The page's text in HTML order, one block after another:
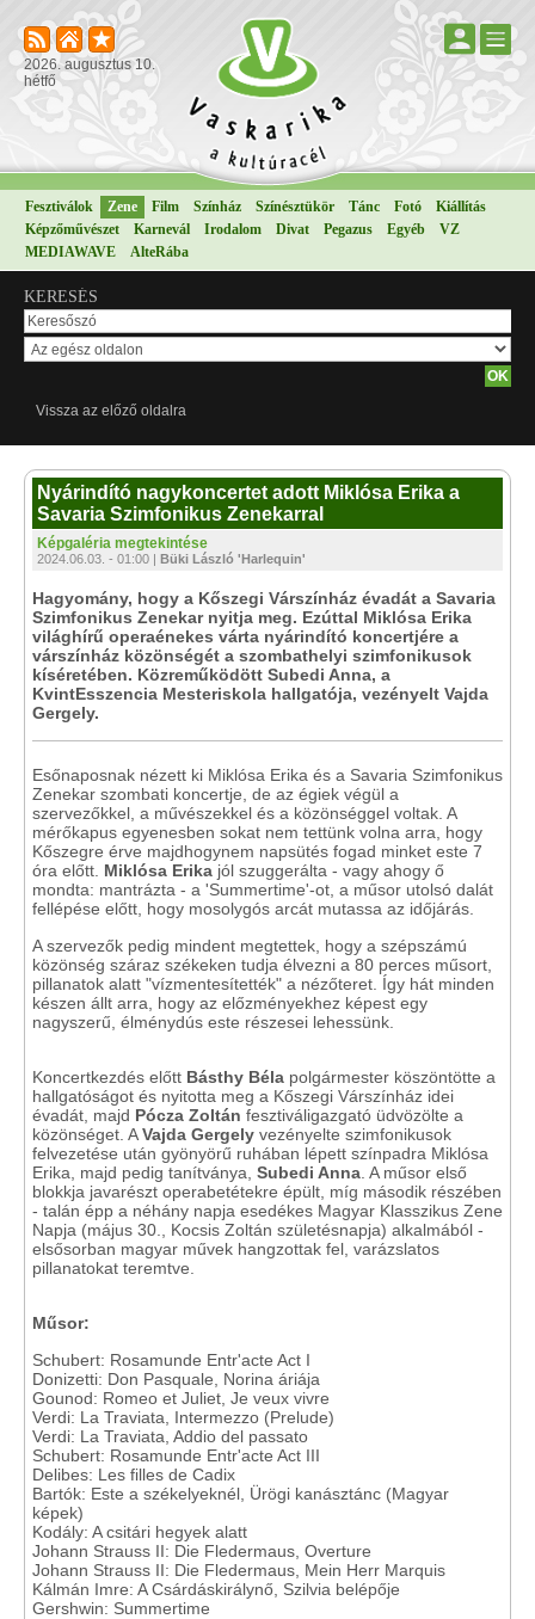
2026. augusztus 10.
hétfő
Fesztiválok Zene Film Színház Színésztükör Tánc Fotó
Kiállítás
Képzőművészet
Karnevál Irodalom Divat Pegazus Egyéb
VZ
MEDIAWAVE
AlteRába
KERESÉS
Vissza az előző oldalra
Nyárindító nagykoncertet adott Miklósa Erika a
Savaria Szimfonikus Zenekarral
Képgaléria megtekintése
2024.06.03. - 01:00 | Büki László 'Harlequin'
Hagyomány, hogy a Kőszegi Várszínház évadát a Savaria
Szimfonikus Zenekar nyitja meg. Ezúttal Miklósa Erika
világhírű operaénekes várta nyárindító koncertjére a
várszínház közönségét a szombathelyi szimfonikusok
kíséretében. Közreműködött Subedi Anna, a
KvintEsszencia Mesteriskola hallgatója, vezényelt Vajda
Gergely.
Esőnaposnak nézett ki Miklósa Erika és a Savaria Szimfonikus
Zenekar szombati koncertje, de az égiek végül a
szervezőkkel, a művészekkel és a közönséggel voltak. A
mérőkapus egyenesben sokat nem tettünk volna arra, hogy
Kőszegre érve majdhogynem napsütés fogad minket este 7
óra előtt. Miklósa Erika jól szuggerálta - vagy ahogy ő
mondta: mantrázta - a 'Summertime'-ot, a műsor utolsó dalát
fellépése előtt, hogy mosolygós arcát mutassa az időjárás.
A szervezők pedig mindent megtettek, hogy a szépszámú
közönség száraz székeken tudja élvezni a 80 perces műsort,
pillanatok alatt "vízmentesítették" a nézőteret. Így hát minden
készen állt arra, hogy az előzményekhez képest egy
nagyszerű, élménydús este részesei lehessünk.
Koncertkezdés előtt Básthy Béla polgármester köszöntötte a
hallgatóságot és nyitotta meg a Kőszegi Várszínház idei
évadát, majd Pócza Zoltán fesztiváligazgató üdvözölte a
közönséget. AVajda Gergely vezényelte szimfonikusok
felvezetése után gyönyörű ruhában lépett színpadra Miklósa
Erika, majd pedig tanítványa, Subedi Anna . A műsor első
blokkja javarészt operabetétekre épült, míg második részében
- talán épp a néhány napja esedékes Magyar Klasszikus Zene
Napja (május 30., Kocsis Zoltán születésnapja) alkalmából -
elsősorban magyar művek hangzottak fel, varázslatos
pillanatokat teremtve.
Műsor:
Schubert: Rosamunde Entr'acte Act I
Donizetti: Don Pasquale, Norina áriája
Gounod: Romeo et Juliet, Je veux vivre
Verdi: La Traviata, Intermezzo (Prelude)
Verdi: La Traviata, Addio del passato
Schubert: Rosamunde Entr'acte Act III
Delibes: Les filles de Cadix
Bartók: Este a székelyeknél, Ürögi kanásztánc (Magyar
képek)
Kodály: A csitári hegyek alatt
Johann Strauss II: Die Fledermaus, Overture
Johann Strauss II: Die Fledermaus, Mein Herr Marquis
Kálmán Imre: A Csárdáskirálynő, Szilvia belépője
Gershwin: Summertime